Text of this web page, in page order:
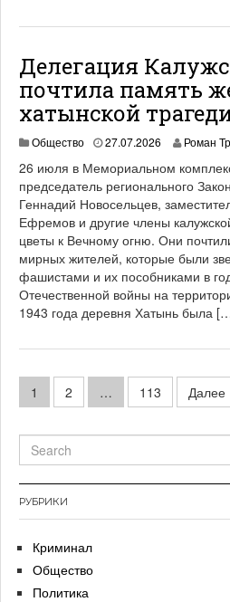
Делегация
почтила память
хатынской
Общество 27.07.2026 Роман
26 июля в Мемориальном
председатель регионального
Геннадий Новосельцев,
Ефремов и другие члены
цветы к Вечному огню. Они
мирных жителей, которые были
фашистами и их пособниками в
Отечественной войны на
1943 года деревня Хатынь была
Навигация
записям
1 2 … 113 Далее
РУБРИКИ
Криминал
Общество
Политика